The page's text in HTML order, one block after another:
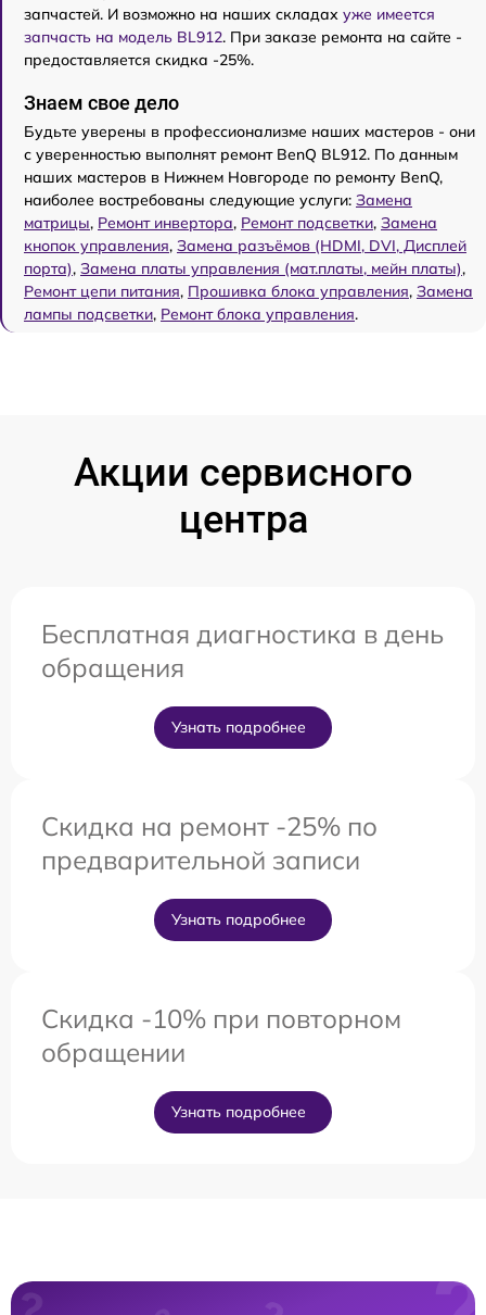
запчастей. И возможно на наших складах уже имеется
запчасть на модель BL912. При заказе ремонта на сайте -
предоставляется скидка -25%.
Знаем свое дело
Будьте уверены в профессионализме наших мастеров - они
с уверенностью выполнят ремонт BenQ BL912. По данным
наших мастеров в Нижнем Новгороде по ремонту BenQ,
наиболее востребованы следующие услуги: Замена
матрицы, Ремонт инвертора, Ремонт подсветки, Замена
кнопок управления, Замена разъёмов (HDMI, DVI, Дисплей
порта), Замена платы управления (мат.платы, мейн платы),
Ремонт цепи питания, Прошивка блока управления, Замена
лампы подсветки, Ремонт блока управления.
Акции сервисного
центра
Бесплатная диагностика в день
обращения
Узнать подробнее
Скидка на ремонт -25% по
предварительной записи
Узнать подробнее
Скидка -10% при повторном
обращении
Узнать подробнее